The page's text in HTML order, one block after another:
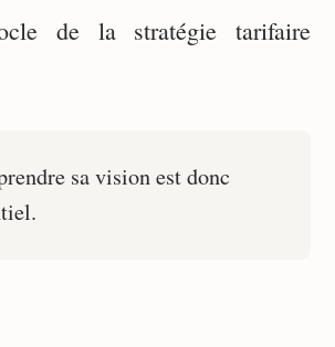
de la stratégie tarifaire
sa vision est donc